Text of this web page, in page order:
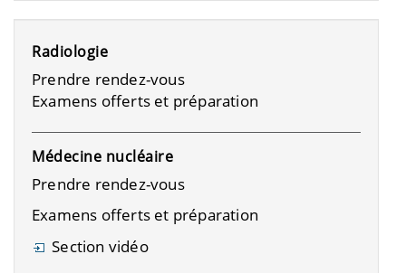
Radiologie
Prendre rendez-vous
Examens offerts et préparation
Médecine nucléaire
Prendre rendez-vous
Examens offerts et préparation
Section vidéo